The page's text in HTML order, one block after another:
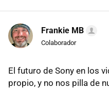
Frankie MB
Colaborador
El futuro de Sony en los
propio, y no nos pilla de